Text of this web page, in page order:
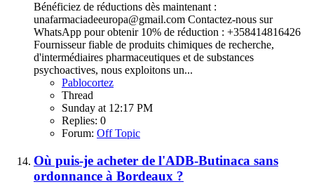
Bénéficiez de réductions dès maintenant :
unafarmaciadeeuropa@gmail.com Contactez-nous sur
WhatsApp pour obtenir 10% de réduction : +358414816426
Fournisseur fiable de produits chimiques de recherche,
d'intermédiaires pharmaceutiques et de substances
psychoactives, nous exploitons un...
Pablocortez
Thread
Sunday at 12:17 PM
Replies: 0
Forum: Off Topic
Où puis-je acheter de l'ADB-Butinaca sans
ordonnance à Bordeaux ?